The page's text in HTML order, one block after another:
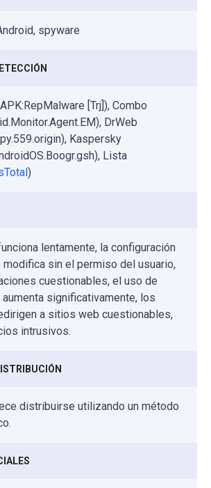
spyware
[Trj]), Combo
DrWeb
Kaspersky
Lista
)
lentamente, la configuración
sin el permiso del usuario,
cuestionables, el uso de
significativamente, los
a sitios web cuestionables,
intrusivos.
distribuirse utilizando un método